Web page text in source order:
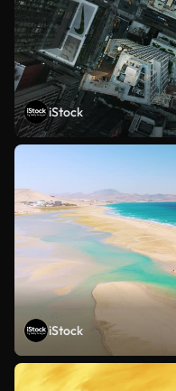
iStock
iStock